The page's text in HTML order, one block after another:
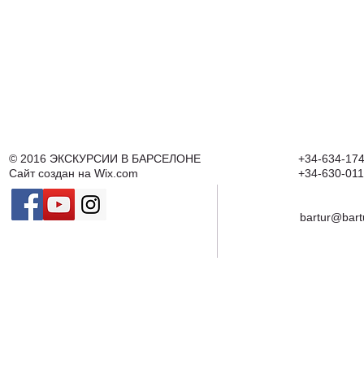
© 2016 ЭКСКУРСИИ В БАРСЕЛОНЕ
Сайт создан на Wix.com
+34-634-
+34-630-